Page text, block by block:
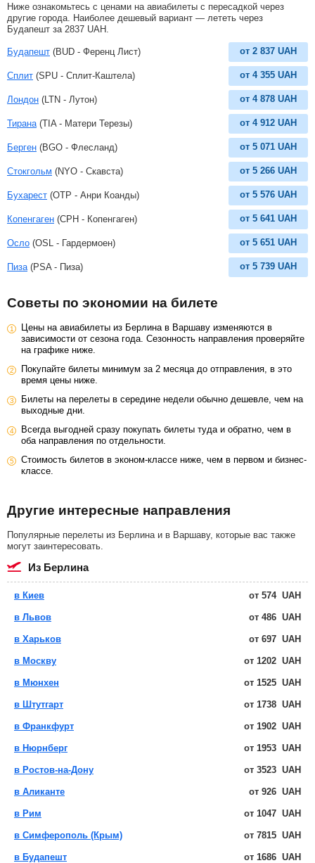
Ниже ознакомьтесь с ценами на авиабилеты с пересадкой через
другие города. Наиболее дешевый вариант — лететь через
Будапешт за 2837 UAH
Будапешт (BUD - Ференц Лист) от 2 837 UAH
Сплит (SPU - Сплит-Каштела) от 4 355 UAH
Лондон (LTN - Лутон) от 4 878 UAH
Тирана (TIA - Матери Терезы) от 4 912 UAH
Берген (BGO - Флесланд) от 5 071 UAH
Стокгольм (NYO - Скавста) от 5 266 UAH
Бухарест (OTP - Анри Коанды) от 5 576 UAH
Копенгаген (CPH - Копенгаген) от 5 641 UAH
Осло (OSL - Гардермоен) от 5 651 UAH
Пиза (PSA - Пиза) от 5 739 UAH
Советы по экономии на билете
Цены на авиабилеты из Берлина в Варшаву изменяются в
зависимости от сезона года. Сезонность направления проверяйте
на графике ниже.
Покупайте билеты минимум за 2 месяца до отправления, в это
время цены ниже.
Билеты на перелеты в середине недели обычно дешевле, чем на
выходные дни.
Всегда выгодней сразу покупать билеты туда и обратно, чем в
оба направления по отдельности.
Стоимость билетов в эконом-классе ниже, чем в первом и бизнес-
классе.
Другие интересные направления
Популярные перелеты из Берлина и в Варшаву, которые вас также
могут заинтересовать.
из Берлина
в Киев от 574 UAH
в Львов от 486 UAH
в Харьков от 697 UAH
в Москву от 1202 UAH
в Мюнхен от 1525 UAH
в Штутгарт от 1738 UAH
в Франкфурт от 1902 UAH
в Нюрнберг от 1953 UAH
в Ростов-на-Дону от 3523 UAH
в Аликанте от 926 UAH
в Рим от 1047 UAH
в Симферополь (Крым) от 7815 UAH
в Будапешт от 1686 UAH